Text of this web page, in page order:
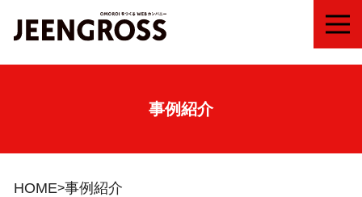
事例紹介
HOME 事例紹介